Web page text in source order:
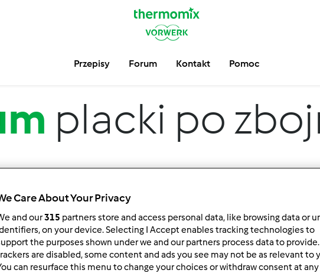
Przepisy Forum Kontakt Pomoc
placki po
Sortuj po:
Najnowsze wyniki
Wyników na stronę:
10
Care About Your Privacy
and our315 partners store and access personal data, like browsing data or
on your device. Selecting I Accept enables tracking technologies to
the purposes shown under we and our partners process data to
are disabled, some content and ads you see may not be as relevant to
can resurface this menu to change your choices or withdraw consent at